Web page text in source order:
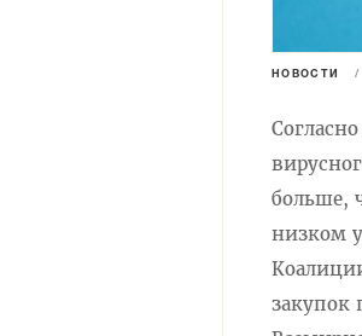
НОВОСТИ /
больше,
низком
закупок